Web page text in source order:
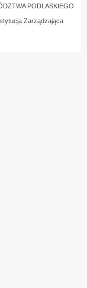
PODLASKIEGO
Zarządzająca